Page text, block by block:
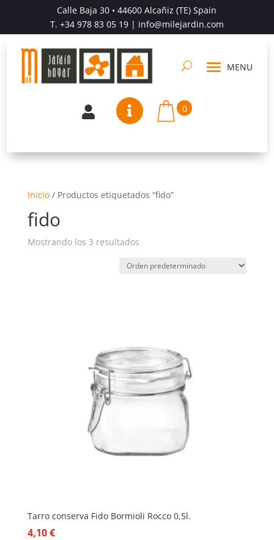
Calle Baja 30 • 44600 Alcañiz (TE) Spain
T. +34 978 83 05 19| info@milejardin.com
  0
Inicio/ Productos etiquetados “fido”
fido
Mostrando los 3 resultados
Tarro conserva Fido Bormioli Rocco 0,5l.
4,10€